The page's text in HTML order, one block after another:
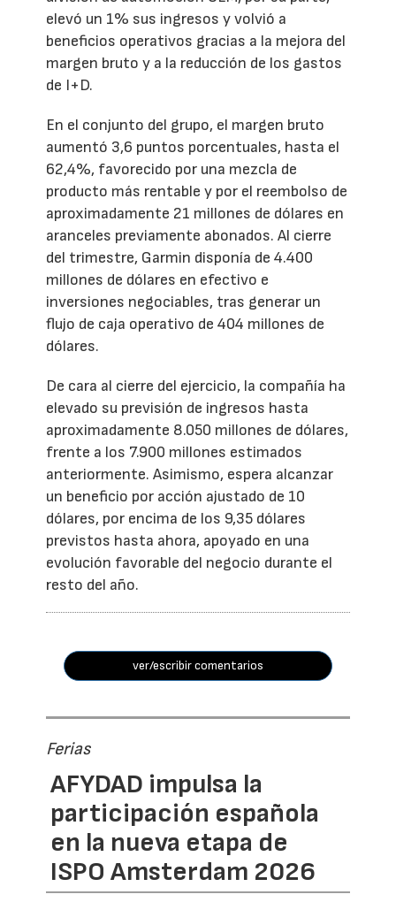
elevó un 1% sus ingresos y volvió a
beneficios operativos gracias a la mejora del
margen bruto y a la reducción de los gastos
de I+D.
En el conjunto del grupo, el margen bruto
aumentó 3,6 puntos porcentuales, hasta el
62,4%, favorecido por una mezcla de
producto más rentable y por el reembolso de
aproximadamente 21 millones de dólares en
aranceles previamente abonados. Al cierre
del trimestre, Garmin disponía de 4.400
millones de dólares en efectivo e
inversiones negociables, tras generar un
flujo de caja operativo de 404 millones de
dólares.
De cara al cierre del ejercicio, la compañía ha
elevado su previsión de ingresos hasta
aproximadamente 8.050 millones de dólares,
frente a los 7.900 millones estimados
anteriormente. Asimismo, espera alcanzar
un beneficio por acción ajustado de 10
dólares, por encima de los 9,35 dólares
previstos hasta ahora, apoyado en una
evolución favorable del negocio durante el
resto del año.
ver/escribir comentarios
Ferias
AFYDAD impulsa la
participación española
en la nueva etapa de
ISPO Amsterdam 2026